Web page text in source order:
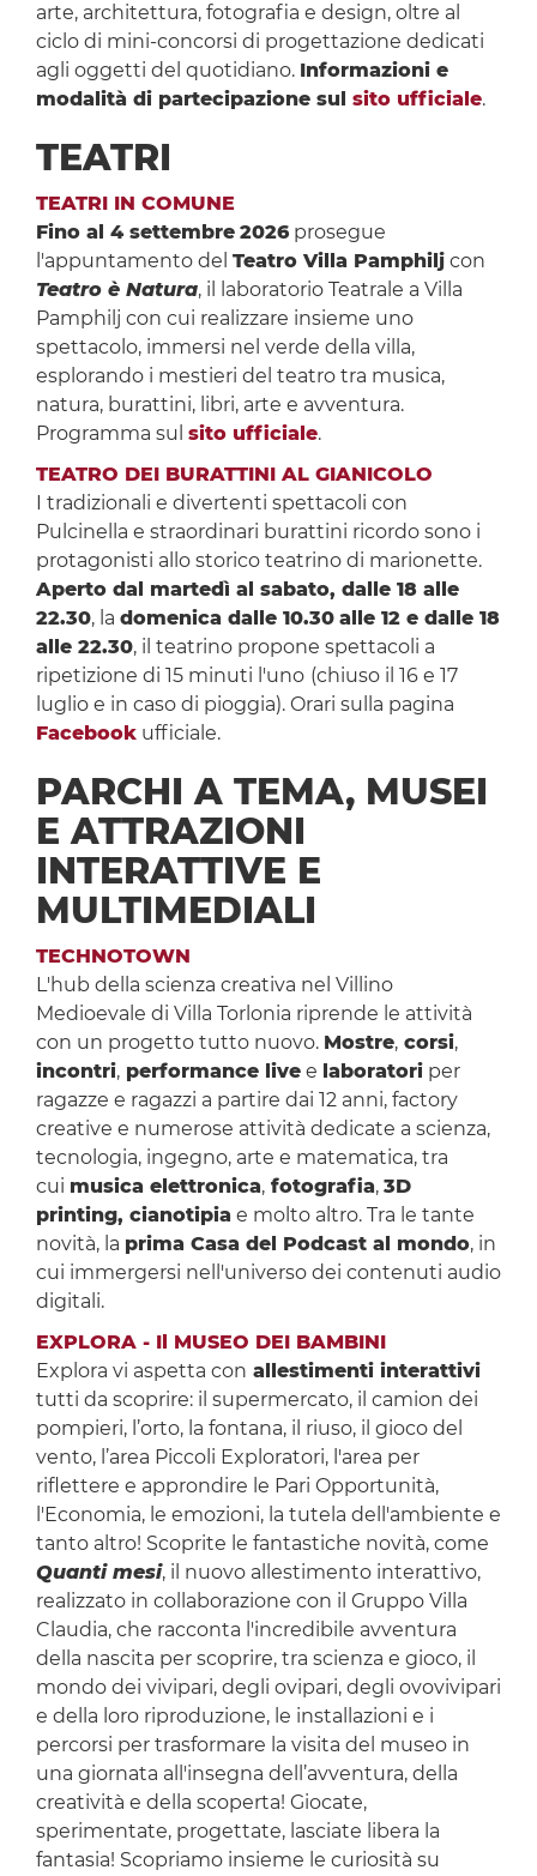
arte, architettura, fotografia e design, oltre al
ciclo di mini-concorsi di progettazione dedicati
agli oggetti del quotidiano. Informazioni e
modalità di partecipazione sul sito ufficiale.
TEATRI
TEATRI IN COMUNE
Fino al 4 settembre 2026prosegue
l'appuntamento del Teatro Villa Pamphiljcon
Teatro è Natura, il laboratorio Teatrale a Villa
Pamphilj con cui realizzare insieme uno
spettacolo, immersi nel verde della villa,
esplorando i mestieri del teatro tra musica,
natura, burattini, libri, arte e avventura.
Programma sul sito ufficiale.
TEATRO DEI BURATTINI AL GIANICOLO
I tradizionali e divertenti spettacoli con
Pulcinella e straordinari burattini ricordo sono i
protagonisti allo storico teatrino di marionette.
Aperto dal martedì al sabato, dalle 18 alle
22.30, la domenica dalle 10.30 alle 12 e dalle 18
alle 22.30, il teatrino propone spettacoli a
ripetizione di 15 minuti l'uno (chiuso il 16 e 17
luglio e in caso di pioggia). Orari sulla pagina
Facebookufficiale.
PARCHI A TEMA, MUSEI
E ATTRAZIONI
INTERATTIVE E
MULTIMEDIALI
TECHNOTOWN
L'hub della scienza creativa nel Villino
Medioevale di Villa Torlonia riprende le attività
con un progetto tutto nuovo. Mostre,corsi,
incontri,performance livee laboratoriper
ragazze e ragazzi a partire dai 12 anni, factory
creative e numerose attività dedicate a scienza,
tecnologia, ingegno, arte e matematica, tra
cui musica elettronica,fotografia, 3D
printing, cianotipia e molto altro. Tra le tante
novità, la prima Casa del Podcast al mondo, in
cui immergersi nell'universo dei contenuti audio
digitali.
EXPLORA - Il MUSEO DEI BAMBINI
Explora vi aspetta con allestimenti interattivi
tutti da scoprire: il supermercato, il camion dei
pompieri, l’orto, la fontana, il riuso, il gioco del
vento, l’area Piccoli Exploratori, l'area per
riflettere e approndire le Pari Opportunità,
l'Economia, le emozioni, la tutela dell'ambiente e
tanto altro! Scoprite le fantastiche novità, come
Quanti mesi, il nuovo allestimento interattivo,
realizzato in collaborazione con il Gruppo Villa
Claudia, che racconta l'incredibile avventura
della nascita per scoprire, tra scienza e gioco, il
mondo dei vivipari, degli ovipari, degli ovovivipari
e della loro riproduzione, le installazioni e i
percorsi per trasformare la visita del museo in
una giornata all'insegna dell’avventura, della
creatività e della scoperta! Giocate,
sperimentate, progettate, lasciate libera la
fantasia! Scopriamo insieme le curiosità su